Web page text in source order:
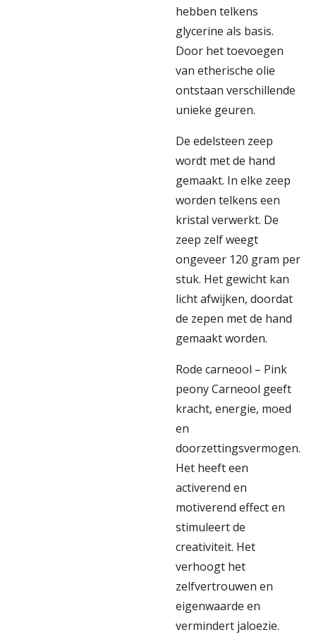
hebben telkens
glycerine als basis.
Door het toevoegen
van etherische olie
ontstaan verschillende
unieke geuren.
De edelsteen zeep
wordt met de hand
gemaakt. In elke zeep
worden telkens een
kristal verwerkt. De
zeep zelf weegt
ongeveer 120 gram per
stuk. Het gewicht kan
licht afwijken, doordat
de zepen met de hand
gemaakt worden.
Rode carneool – Pink
peony Carneool geeft
kracht, energie, moed
en
doorzettingsvermogen.
Het heeft een
activerend en
motiverend effect en
stimuleert de
creativiteit. Het
verhoogt het
zelfvertrouwen en
eigenwaarde en
vermindert jaloezie.